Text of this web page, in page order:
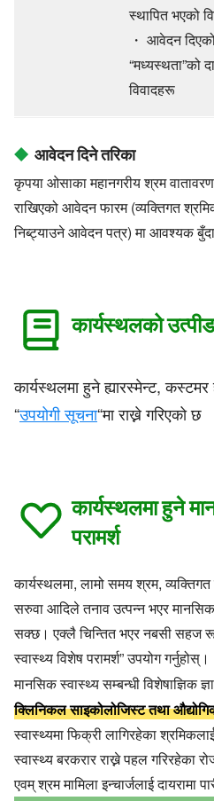
स्थापित भएको
・ आवेदन
“मध्यस्थता”को
विवादहरू
आवेदन दिने तरिका
कृपया ओसाका महानगरीय श्रम
राखिएको आवेदन फारम (व्यक्तिगत
निब्ट्याउने आवेदन पत्र) मा आवश्यक
कार्यस्थलको
कार्यस्थलमा हुने ह्यारस्मेन्ट, कस्टमर
“उपयोगी सूचना“मा राख्ने गरिएको छ
कार्यस्थलमा हुने
परामर्श
कार्यस्थलमा, लामो समय श्रम,
सरुवा आदिले तनाव उत्पन्न भएर
सक्छ। एक्लै चिन्तित भएर नबसी सहज
स्वास्थ्य विशेष परामर्श” उपयोग गर्नुहोस्।
मानसिक स्वास्थ्य सम्बन्धी विशेषाज्ञिक
क्लिनिकल साइकोलोजिस्ट तथा
स्वास्थ्यमा फिक्री लागिरहेका
स्वास्थ्य बरकरार राख्ने पहल गरिरहेका
एवम् श्रम मामिला इन्चार्जलाई दायरामा